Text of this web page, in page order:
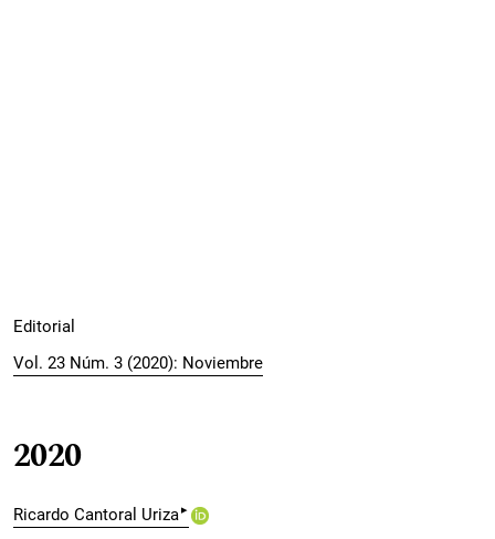
Editorial
Vol. 23 Núm. 3 (2020): Noviembre
2020
Ricardo Cantoral Uriza▸